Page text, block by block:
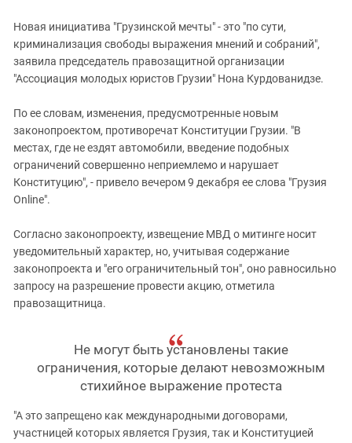
Новая инициатива "Грузинской мечты" - это "по сути,
криминализация свободы выражения мнений и собраний",
заявила председатель правозащитной организации
"Ассоциация молодых юристов Грузии" Нона Курдованидзе.
По ее словам, изменения, предусмотренные новым
законопроектом, противоречат Конституции Грузии. "В
местах, где не ездят автомобили, введение подобных
ограничений совершенно неприемлемо и нарушает
Конституцию", - привело вечером 9 декабря ее слова "Грузия
Online".
Согласно законопроекту, извещение МВД о митинге носит
уведомительный характер, но, учитывая содержание
законопроекта и "его ограничительный тон", оно равносильно
запросу на разрешение провести акцию, отметила
правозащитница.
Не могут быть установлены такие
ограничения, которые делают невозможным
стихийное выражение протеста
"А это запрещено как международными договорами,
участницей которых является Грузия, так и Конституцией